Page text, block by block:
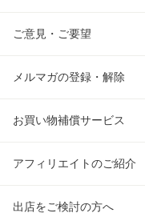
ご意見・ご要望
メルマガの登録・解除
お買い物補償サービス
アフィリエイトのご紹介
出店をご検討の方へ